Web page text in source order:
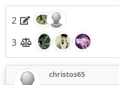
2
3
christos65